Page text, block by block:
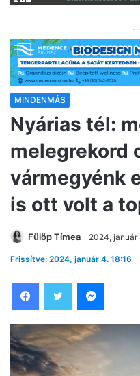
-
MINDENMÁS
Nyárias tél:
melegrekord
vármegyénk
is ott volt a
Fülöp Tímea 2024, január
Frissítve: 2024, január 4. 18:16